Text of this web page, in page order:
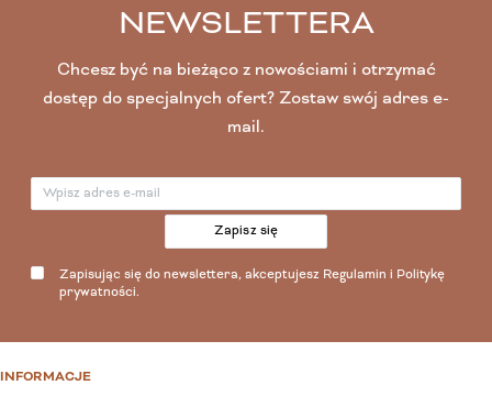
NEWSLETTERA
Chcesz być na bieżąco z nowościami i otrzymać
dostęp do specjalnych ofert? Zostaw swój adres e-
mail.
Zapisz się
Zapisując się do newslettera, akceptujesz Regulamin i Politykę
prywatności.
INFORMACJE